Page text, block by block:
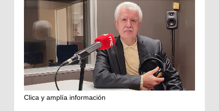
Clica y amplía información